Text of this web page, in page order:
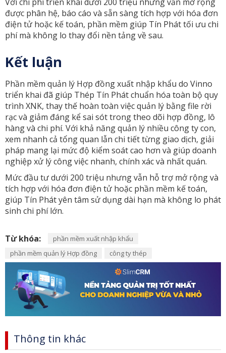
được phân hệ, báo cáo và sẵn sàng tích hợp với hóa đơn
điện tử hoặc kế toán, phần mềm giúp Tín Phát tối ưu chi
phí mà không lo thay đổi nền tảng về sau.
Kết luận
Phần mềm quản lý Hợp đồng xuất nhập khẩu do Vinno
triển khai đã giúp Thép Tín Phát chuẩn hóa toàn bộ quy
trình XNK, thay thế hoàn toàn việc quản lý bằng file rời
rạc và giảm đáng kể sai sót trong theo dõi hợp đồng, lô
hàng và chi phí. Với khả năng quản lý nhiều công ty con,
xem nhanh cả tổng quan lẫn chi tiết từng giao dịch, giải
pháp mang lại mức độ kiểm soát cao hơn và giúp doanh
nghiệp xử lý công việc nhanh, chính xác và nhất quán.
Mức đầu tư dưới 200 triệu nhưng vẫn hỗ trợ mở rộng và
tích hợp với hóa đơn điện tử hoặc phần mềm kế toán,
giúp Tín Phát yên tâm sử dụng dài hạn mà không lo phát
sinh chi phí lớn.
Từ khóa:
phần mềm xuất nhập khẩu
phần mềm quản lý Hợp đồng
công ty thép
Thông tin khác